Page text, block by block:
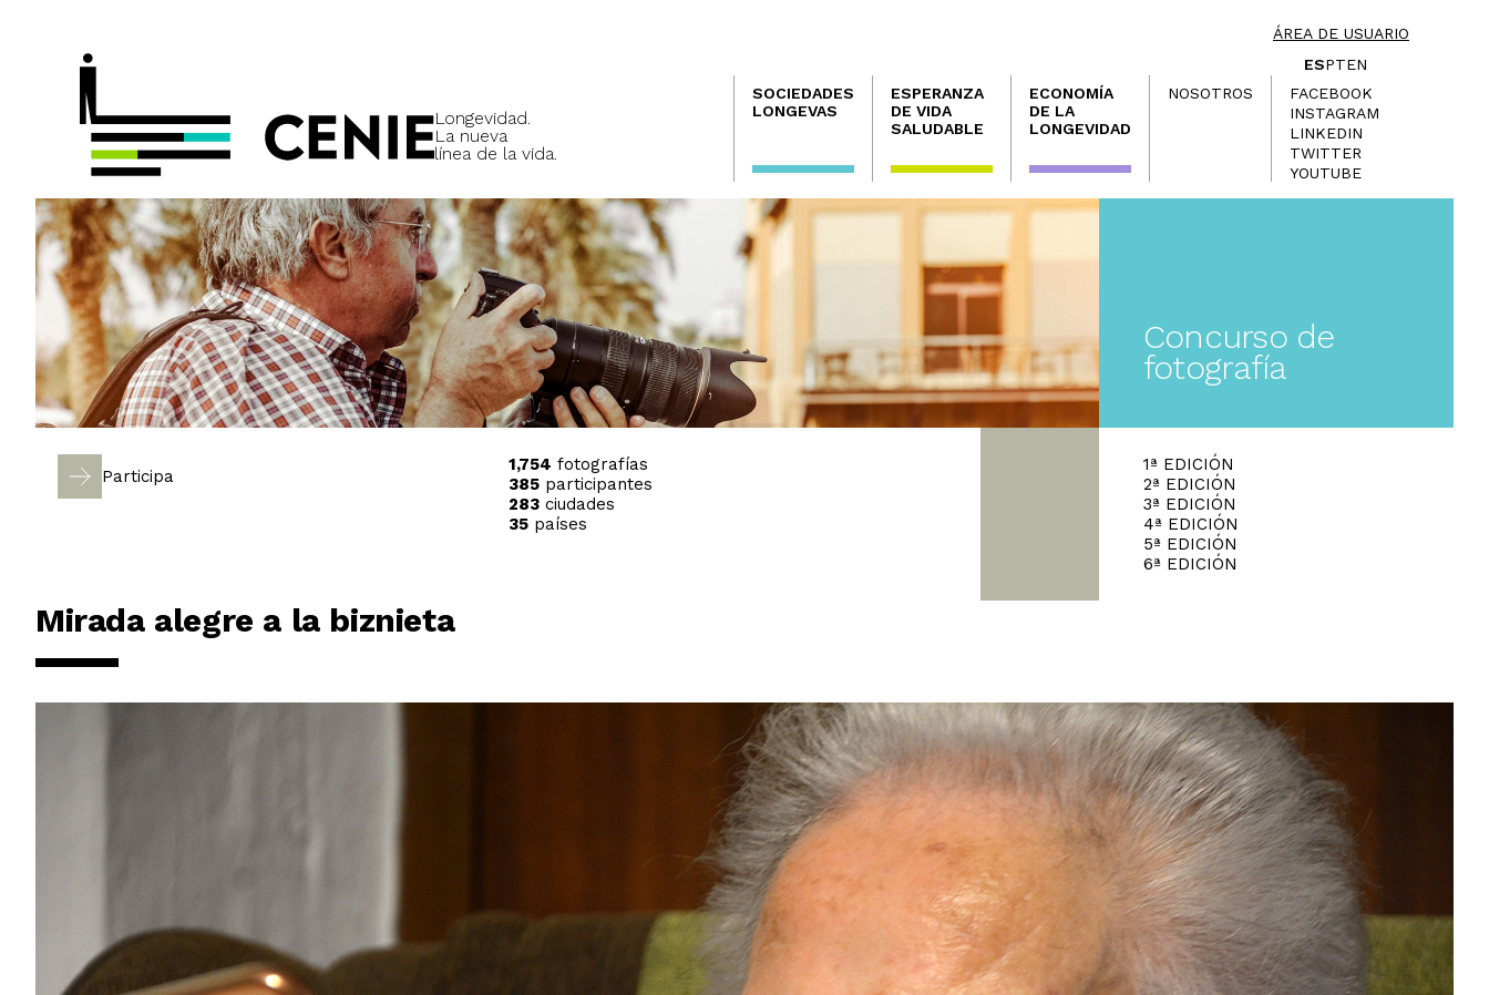
ÁREA DE USUARIO
Longevidad.
La nueva
línea de la vida.
ESPTEN
Navegación
principal
SOCIEDADES
LONGEVAS
ESPERANZA
DE VIDA
SALUDABLE
ECONOMÍA
DE LA
LONGEVIDAD
NOSOTROS
FACEBOOK
INSTAGRAM
LINKEDIN
TWITTER
YOUTUBE
Concurso de
fotografía
Participa
1,754 fotografías
385participantes
283ciudades
35países
1ª EDICIÓN
2ª EDICIÓN
3ª EDICIÓN
4ª EDICIÓN
5ª EDICIÓN
6ª EDICIÓN
Mirada alegre a la biznieta